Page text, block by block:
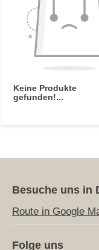
Keine Produkte
gefunden!...
Besuche uns in
Route in Google
Folge uns